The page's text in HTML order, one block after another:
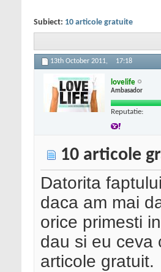
Subiect: 10 articole gratuite
13th October 2011, 17:18
lovelife
Ambasador
Reputatie:
10 articole
Datorita
daca am mai
orice primesti
dau si eu ceva
articole gratuit.